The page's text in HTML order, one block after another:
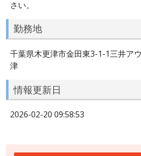
さい。
勤務地
千葉県木更津市金田東3-1-1三井ア
津
情報更新日
2026-02-20 09:58:53